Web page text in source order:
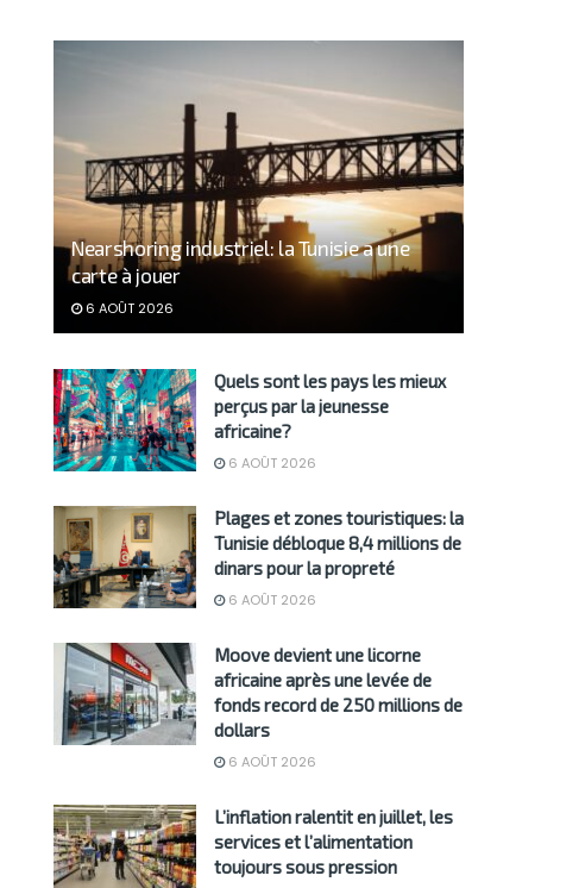
Nearshoring industriel: la Tunisie a une
carte à jouer
6 AOÛT 2026
Quels sont les pays les mieux
perçus par la jeunesse
africaine?
6 AOÛT 2026
Plages et zones touristiques: la
Tunisie débloque 8,4 millions de
dinars pour la propreté
6 AOÛT 2026
Moove devient une licorne
africaine après une levée de
fonds record de 250 millions de
dollars
6 AOÛT 2026
L’inflation ralentit en juillet, les
services et l’alimentation
toujours sous pression